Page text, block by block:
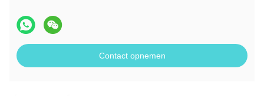
Contact opnemen